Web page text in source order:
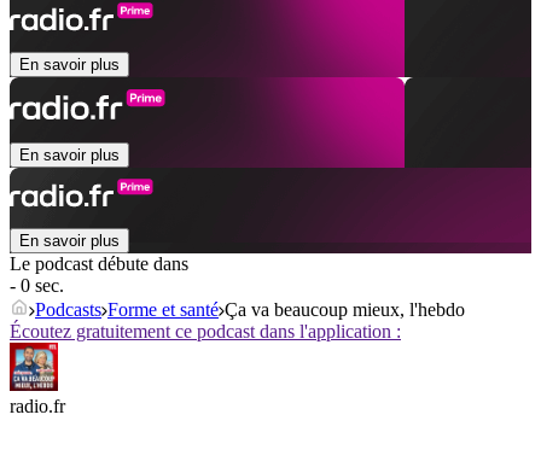
En savoir plus
En savoir plus
En savoir plus
Le podcast débute dans
- 0 sec.
Podcasts Forme et santé Ça va beaucoup mieux, l'hebdo
Écoutez gratuitement ce podcast dans l'application :
radio.fr